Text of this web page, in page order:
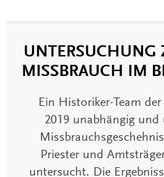
UNTERSUCHUNG
MISSBRAUCH IM
Ein Historiker-Team
2019 unabhängig und
Priester und
untersucht. Die